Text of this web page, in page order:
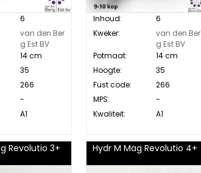
6
van den Ber
g Est BV
14 cm
35
266
-
A1
Inhoud:
6
Kweker:
van den Ber
g Est BV
Potmaat:
14 cm
Hoogte:
35
Fust code:
266
MPS:
-
Kwaliteit:
A1
Revolutio 3+ Hydr M Mag Revolutio 4+